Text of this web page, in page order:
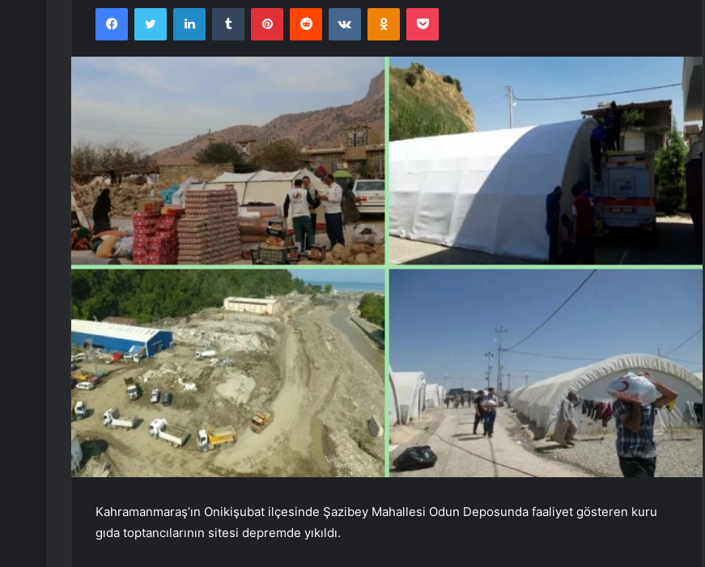
FacebookTwitter LinkedInTumblr PinterestReddit VKontakteOdnoklassniki
Pocket
Kahramanmaraş’ın Onikişubat ilçesinde Şazibey Mahallesi Odun Deposunda faaliyet gösteren kuru
gıda toptancılarının sitesi depremde yıkıldı.